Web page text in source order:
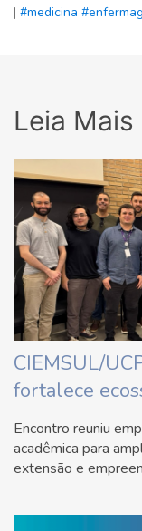
| #medicina
Leia Mais
CIEMSUL/
fortalece
Encontro reuniu
acadêmica para
extensão e